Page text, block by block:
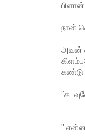
நான்
அவன்
கண்டு
"